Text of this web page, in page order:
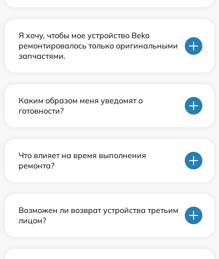
Я хочу, чтобы мое устройство Beko
ремонтировалось только оригинальными
запчастями.
Каким образом меня уведомят о
готовности?
Что влияет на время выполнения
ремонта?
Возможен ли возврат устройства третьим
лицом?